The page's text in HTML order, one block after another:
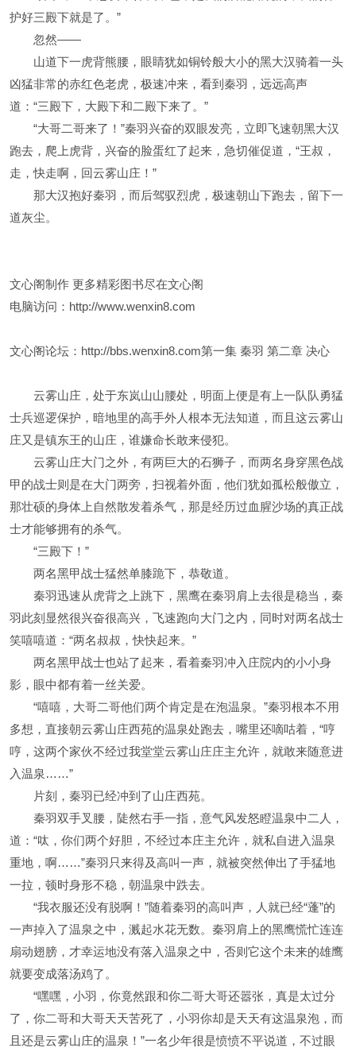
护好三殿下就是了。”
忽然——
山道下一虎背熊腰，眼睛犹如铜铃般大小的黑大汉骑着一头
凶猛非常的赤红色老虎，极速冲来，看到秦羽，远远高声
道：“三殿下，大殿下和二殿下来了。”
“大哥二哥来了！”秦羽兴奋的双眼发亮，立即飞速朝黑大汉
跑去，爬上虎背，兴奋的脸蛋红了起来，急切催促道，“王叔，
走，快走啊，回云雾山庄！”
那大汉抱好秦羽，而后驾驭烈虎，极速朝山下跑去，留下一
道灰尘。
文心阁制作 更多精彩图书尽在文心阁
电脑访问： http://www.wenxin8.com
文心阁论坛： http://bbs.wenxin8.com第一集 秦羽 第二章 决心
云雾山庄，处于东岚山山腰处，明面上便是有上一队队勇猛
士兵巡逻保护，暗地里的高手外人根本无法知道，而且这云雾山
庄又是镇东王的山庄，谁嫌命长敢来侵犯。
云雾山庄大门之外，有两巨大的石狮子，而两名身穿黑色战
甲的战士则是在大门两旁，扫视着外面，他们犹如孤松般傲立，
那壮硕的身体上自然散发着杀气，那是经历过血腥沙场的真正战
士才能够拥有的杀气。
“三殿下！”
两名黑甲战士猛然单膝跪下，恭敬道。
秦羽迅速从虎背之上跳下，黑鹰在秦羽肩上去很是稳当，秦
羽此刻显然很兴奋很高兴，飞速跑向大门之内，同时对两名战士
笑嘻嘻道：“两名叔叔，快快起来。”
两名黑甲战士也站了起来，看着秦羽冲入庄院内的小小身
影，眼中都有着一丝关爱。
“嘻嘻，大哥二哥他们两个肯定是在泡温泉。”秦羽根本不用
多想，直接朝云雾山庄西苑的温泉处跑去，嘴里还嘀咕着，“哼
哼，这两个家伙不经过我堂堂云雾山庄庄主允许，就敢来随意进
入温泉……”
片刻，秦羽已经冲到了山庄西苑。
秦羽双手叉腰，陡然右手一指，意气风发怒瞪温泉中二人，
道：“呔，你们两个好胆，不经过本庄主允许，就私自进入温泉
重地，啊……”秦羽只来得及高叫一声，就被突然伸出了手猛地
一拉，顿时身形不稳，朝温泉中跌去。
“我衣服还没有脱啊！”随着秦羽的高叫声，人就已经“蓬”的
一声掉入了温泉之中，溅起水花无数。秦羽肩上的黑鹰慌忙连连
扇动翅膀，才幸运地没有落入温泉之中，否则它这个未来的雄鹰
就要变成落汤鸡了。
“嘿嘿，小羽，你竟然跟和你二哥大哥还嚣张，真是太过分
了，你二哥和大哥天天苦死了，小羽你却是天天有这温泉泡，而
且还是云雾山庄的温泉！”一名少年很是愤愤不平说道，不过眼